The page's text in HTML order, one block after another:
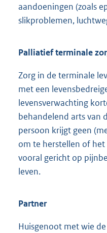
aandoeningen (zoals
slikproblemen,
Palliatief terminale
Zorg in de terminale
met een
levensverwachting
behandelend arts van
persoon krijgt geen
om te herstellen of het
vooral gericht op
leven.
Partner
Huisgenoot met wie